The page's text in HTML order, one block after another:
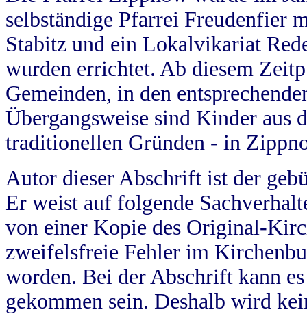
selbständige Pfarrei Freudenfier
Stabitz und ein Lokalvikariat
wurden errichtet. Ab diesem
Gemeinden, in den
Übergangsweise sind Kinder aus
traditionellen Gründen - in
Autor dieser Abschrift ist der
Er weist auf folgende
von einer Kopie des Original-
zweifelsfreie Fehler im
worden. Bei der Abschrift kann
gekommen sein. Deshalb wird